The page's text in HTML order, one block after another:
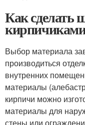
Как сделать
Выбор материала
производиться
внутренних
материалы
кирпичи можно
материалы для